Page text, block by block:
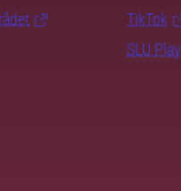
TikTok
SLU Play